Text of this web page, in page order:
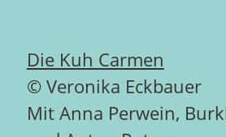
Die Kuh Carmen
© Veronika Eckbauer
Mit Anna Perwein,